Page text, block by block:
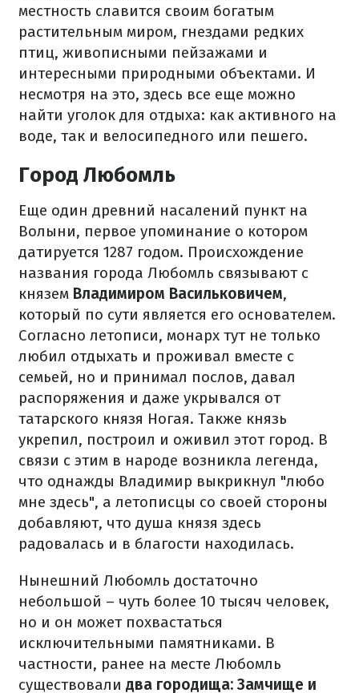
местность славится своим богатым
растительным миром, гнездами редких
птиц, живописными пейзажами и
интересными природными объектами. И
несмотря на это, здесь все еще можно
найти уголок для отдыха: как активного на
воде, так и велосипедного или пешего.
Город Любомль
Еще один древний насалений пункт на
Волыни, первое упоминание о котором
датируется 1287 годом. Происхождение
названия города Любомль связывают с
князем Владимиром Васильковичем,
который по сути является его основателем.
Согласно летописи, монарх тут не только
любил отдыхать и проживал вместе с
семьей, но и принимал послов, давал
распоряжения и даже укрывался от
татарского князя Ногая. Также князь
укрепил, построил и оживил этот город. В
связи с этим в народе возникла легенда,
что однажды Владимир выкрикнул "любо
мне здесь", а летописцы со своей стороны
добавляют, что душа князя здесь
радовалась и в благости находилась.
Нынешний Любомль достаточно
небольшой – чуть более 10 тысяч человек,
но и он может похвастаться
исключительными памятниками. В
частности, ранее на месте Любомль
существовали два городища: Замчище и